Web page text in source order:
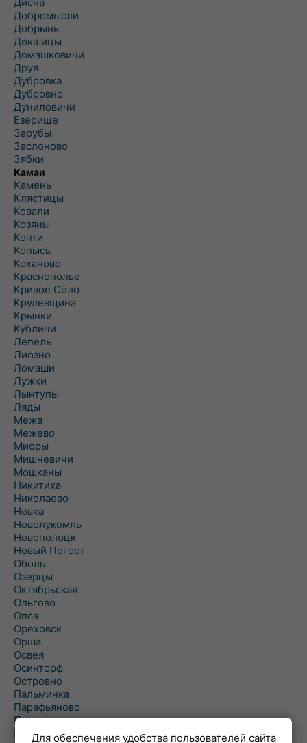
Добромысли
Добрынь
Докшицы
Домашковичи
Друя
Дубровка
Дубровно
Дуниловичи
Езерище
Зарубы
Заслоново
Зябки
Камаи
Камень
Клястицы
Ковали
Козяны
Копти
Копысь
Коханово
Краснополье
Кривое Село
Крулевщина
Крынки
Кубличи
Лепель
Лиозно
Ломаши
Лужки
Лынтупы
Ляды
Межа
Межево
Миоры
Мишневичи
Мошканы
Никитиха
Николаево
Новка
Новолукомль
Новополоцк
Новый Погост
Оболь
Озерцы
Октябрьская
Ольгово
Опса
Ореховск
Орша
Освея
Осинторф
Островно
Пальминка
Парафьяново
Плисса
ПовятьеДля обеспечения удобства пользователей сайта